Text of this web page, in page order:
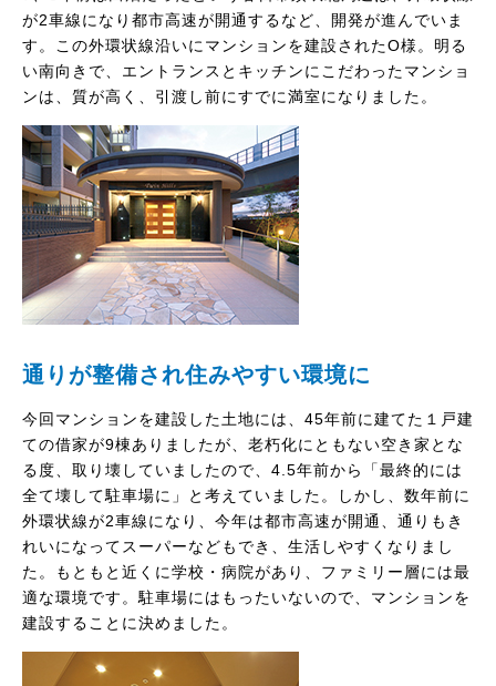
が2車線になり都市高速が開通するなど、開発が進んでいま
す。この外環状線沿いにマンションを建設されたO様。明る
い南向きで、エントランスとキッチンにこだわったマンショ
ンは、質が高く、引渡し前にすでに満室になりました。
通りが整備され住みやすい環境に
今回マンションを建設した土地には、45年前に建てた１戸建
ての借家が9棟ありましたが、老朽化にともない空き家とな
る度、取り壊していましたので、4.5年前から「最終的には
全て壊して駐車場に」と考えていました。しかし、数年前に
外環状線が2車線になり、今年は都市高速が開通、通りもき
れいになってスーパーなどもでき、生活しやすくなりまし
た。もともと近くに学校・病院があり、ファミリー層には最
適な環境です。駐車場にはもったいないので、マンションを
建設することに決めました。